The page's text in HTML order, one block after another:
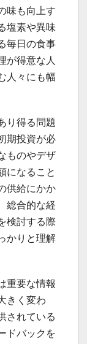
味も向上す
塩素や異味
毎日の食事
が得意な人
人々にも幅
り得る問題
期投資が必
ものやデザ
になること
供給にかか
総合的な経
検討する際
かりと理解
重要な情報
きく変わ
されている
ドバックを